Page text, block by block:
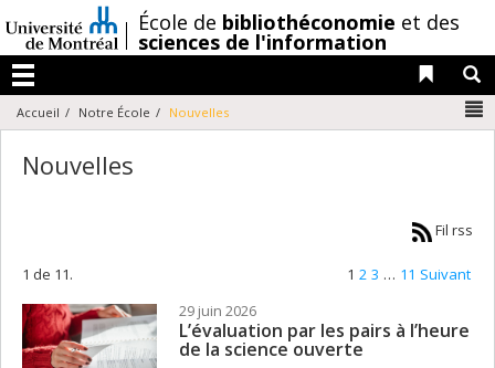
au
contenu
/École de bibliothéconomie et des
sciences de l'information
Menu
Liens
Accueil Notre École Nouvelles
Nouvelles
Fil rss
1 de 11. 1 2 3 … 11 Suivant
29 juin 2026
L’évaluation par les pairs à l’heure
de la science ouverte